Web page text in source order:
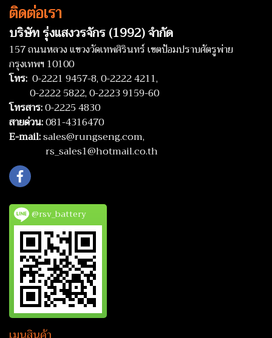
ติดต่อเรา
บริษัท รุ่งแสงวรจักร (1992) จำกัด
157 ถนนหลวง แขวงวัดเทพศิรินทร์ เขตป้อมปราบศัตรูพ่าย
กรุงเทพฯ 10100
โทร: 0-2221 9457-8,0-2222 4211,
0-2222 5822,0-2223 9159-60
โทรสาร:0-2225 4830
สายด่วน:081-4316470
E-mail:sales@rungseng.com,
rs_sales1@hotmail.co.th
@rsv_battery